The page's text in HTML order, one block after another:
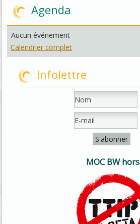
Agenda
Aucun événement
Calendrier complet
Infolettre
MOC BW hors